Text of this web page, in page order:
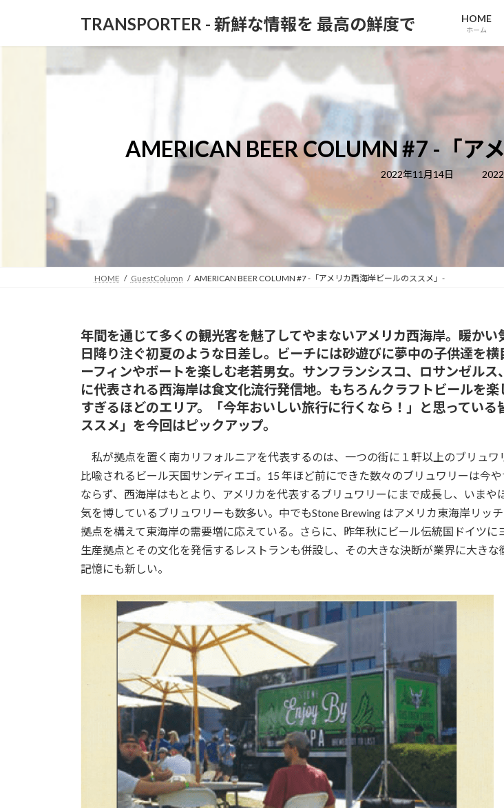
TRANSPORTER - 新鮮な情報を 最高の鮮度で HOME
ホーム
AMERICAN BEER COLUMN #7 -「ア
2022年11月14日
最
日
時
:
HOME GuestColumn AMERICAN BEER COLUMN #7 -「アメリカ西海岸ビールのススメ」-
年間を通じて多くの観光客を魅了してやまないアメリカ西海岸。暖かい
日降り注ぐ初夏のような日差し。ビーチには砂遊びに夢中の子供達を横
ーフィンやボートを楽しむ老若男女。サンフランシスコ、ロサンゼルス
に代表される西海岸は食文化流行発信地。もちろんクラフトビールを楽
すぎるほどのエリア。「今年おいしい旅行に行くなら！」と思っている
ススメ」を今回はピックアップ。
私が拠点を置く南カリフォルニアを代表するのは、一つの街に１軒以上のブリュワ
比喩されるビール天国サンディエゴ。15 年ほど前にできた数々のブリュワリーは今
ならず、西海岸はもとより、アメリカを代表するブリュワリーにまで成長し、いまや
気を博しているブリュワリーも数多い。中でもStone Brewing はアメリカ東海岸リッ
拠点を構えて東海岸の需要増に応えている。さらに、昨年秋にビール伝統国ドイツに
生産拠点とその文化を発信するレストランも併設し、その大きな決断が業界に大きな
記憶にも新しい。